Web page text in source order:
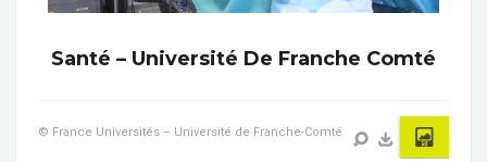
Santé – Université De Franche Comté
© France Universités – Université de Franche-Comté